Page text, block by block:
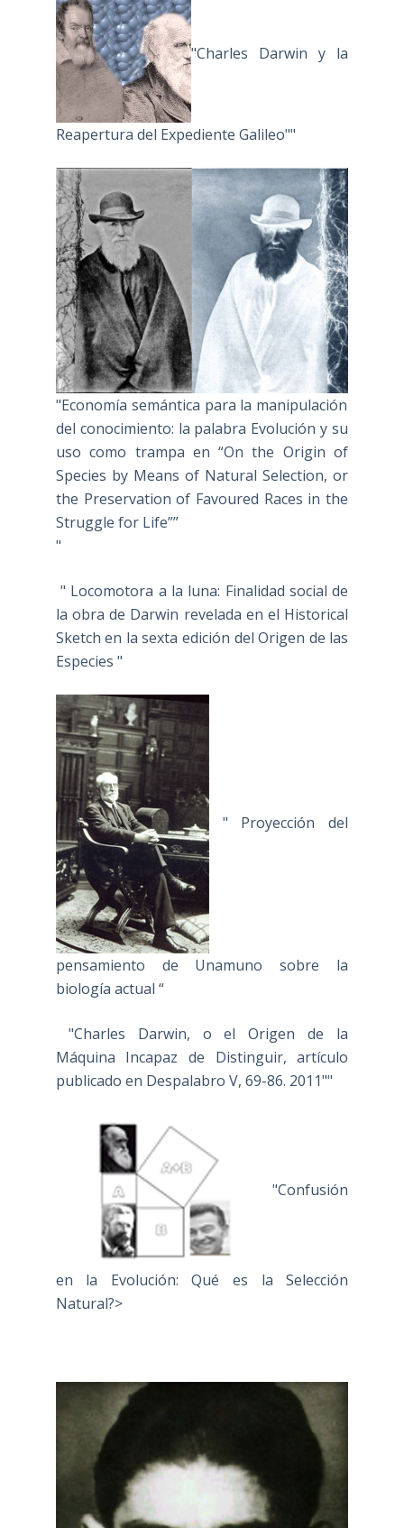
"Charles Darwin y la
Reapertura del Expediente Galileo""
"Economía semántica para la manipulación
del conocimiento: la palabra Evolución y su
uso como trampa en “On the Origin of
Species by Means of Natural Selection, or
the Preservation of Favoured Races in the
Struggle for Life””
"
" Locomotora a la luna: Finalidad social de
la obra de Darwin revelada en el Historical
Sketch en la sexta edición del Origen de las
Especies "
" Proyección del
pensamiento de Unamuno sobre la
biología actual “
"Charles Darwin, o el Origen de la
Máquina Incapaz de Distinguir, artículo
publicado en Despalabro V, 69-86. 2011""
"Confusión
en la Evolución: Qué es la Selección
Natural?>